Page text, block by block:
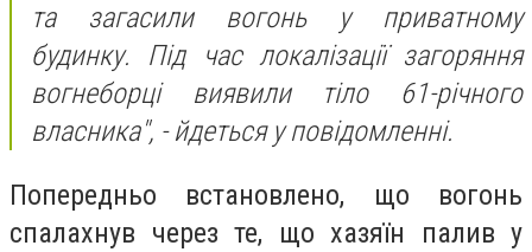
та загасили вогонь у приватному
будинку. Під час локалізації загоряння
вогнеборці виявили тіло 61-річного
власника", - йдеться у повідомленні.
Попередньо встановлено, що вогонь
спалахнув через те, що хазяїн палив у